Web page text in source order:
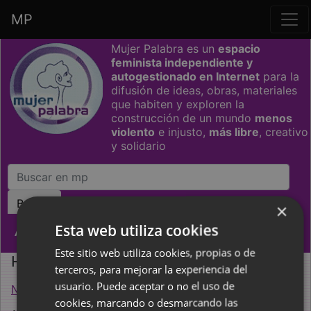
Saltar grupo de enlaces
MP
Mujer Palabra es un espacio
feminista independiente y
autogestionado en Internet para la
difusión de ideas, obras, materiales
que habiten y exploren la
construcción de un mundo menos
violento e injusto, más libre, creativo
y solidario
Activismo
Hambre
Noticias del hambre (blog)
×
Esta web utiliza cookies
Este sitio web utiliza cookies, propias o de
terceros, para mejorar la experiencia del
usuario. Puede aceptar o no el uso de
cookies, marcando o desmarcando las